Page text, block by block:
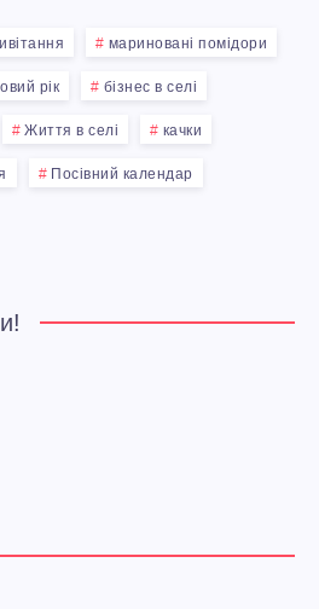
мариновані помідори
рік бізнес в селі
Життя в селі качки
Посівний календар